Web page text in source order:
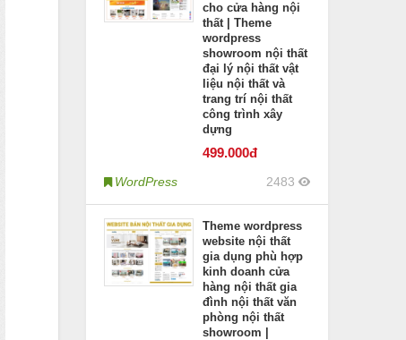
cho cửa hàng nội
thất | Theme
wordpress
showroom nội thất
đại lý nội thất vật
liệu nội thất và
trang trí nội thất
công trình xây
dựng
499.000đ
WordPress 2483
Theme wordpress
website nội thất
gia dụng phù hợp
kinh doanh cửa
hàng nội thất gia
đình nội thất văn
phòng nội thất
showroom |